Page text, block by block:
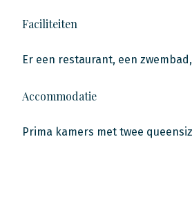
Faciliteiten
Er een restaurant, een
Accommodatie
Prima kamers met twee